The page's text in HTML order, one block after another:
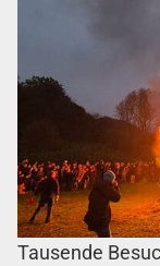
Tausende